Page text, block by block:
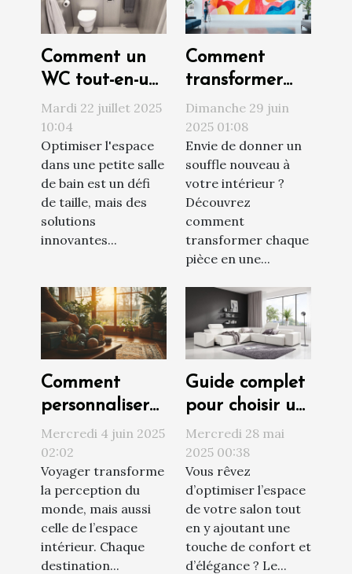
Comment un
WC tout-en-un
peut
transformer
votre petite
salle de bain ?
Mardi 22 juillet 2025
10:04
Optimiser l'espace
dans une petite salle
de bain est un défi
de taille, mais des
solutions
innovantes...
Comment
transformer
votre maison
en œuvre d'art
pop ?
Dimanche 29 juin
2025 01:08
Envie de donner un
souffle nouveau à
votre intérieur ?
Découvrez
comment
transformer chaque
pièce en une...
Comment
personnaliser
votre maison
avec vos
souvenirs de
voyage
Mercredi 4 juin 2025
02:02
Voyager transforme
la perception du
monde, mais aussi
celle de l’espace
intérieur. Chaque
destination...
Guide complet
pour choisir un
canapé
convertible
adapté à votre
salon
Mercredi 28 mai
2025 00:38
Vous rêvez
d’optimiser l’espace
de votre salon tout
en y ajoutant une
touche de confort et
d’élégance ? Le...